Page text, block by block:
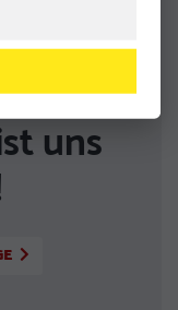
uns